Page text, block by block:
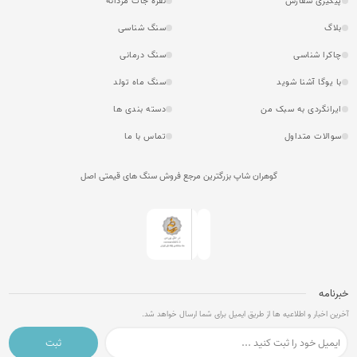
بلاگ
سنگ شناسی
چاکرا شناسی
سنگ درمانی
با یوگا آشنا شوید
سنگ ماه تولد
ایرانگردی به سبک من
دسته بندی ها
سوالات متداول
تماس با ما
گوهران شاپ بزرگترین مرجع فروش سنگ های قیمتی اصل
خبرنامه
آخرین اخبار و اطلاعیه ها از طریق ایمیل برای شما ارسال خواهد شد.
ثبت